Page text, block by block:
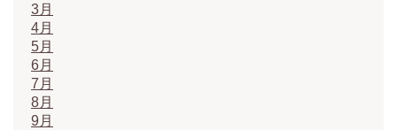
3月
4月
5月
6月
7月
8月
9月